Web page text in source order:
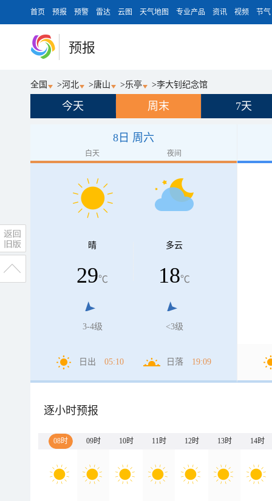
首页 预报 预警 雷达 云图 天气地图 专业产品 资讯 视频 节气
预报
全国 >河北 >唐山 >乐亭 >李大钊纪念馆
今天 周末 7天
8日 周六
白天 夜间
晴
29℃
3-4级
多云
18℃
<3级
日出 05:10 日落 19:09
逐小时预报
08时 09时 10时 11时 12时 13时 14时